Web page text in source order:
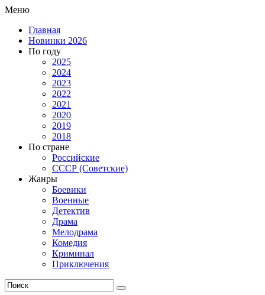
Меню
Главная
Новинки 2026
По году
2025
2024
2023
2022
2021
2020
2019
2018
По стране
Российские
СССР (Советские)
Жанры
Боевики
Военные
Детектив
Драма
Мелодрама
Комедия
Криминал
Приключения